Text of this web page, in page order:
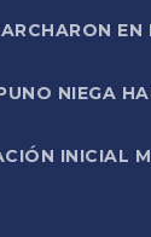
NIEGA
INICIAL